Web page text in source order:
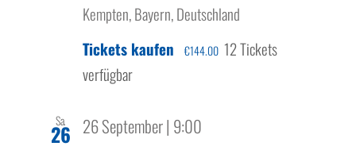
Kempten, Bayern, Deutschland
Tickets kaufen
€144.00 12 Tickets
verfügbar
Sa.
26 26 September | 9:00